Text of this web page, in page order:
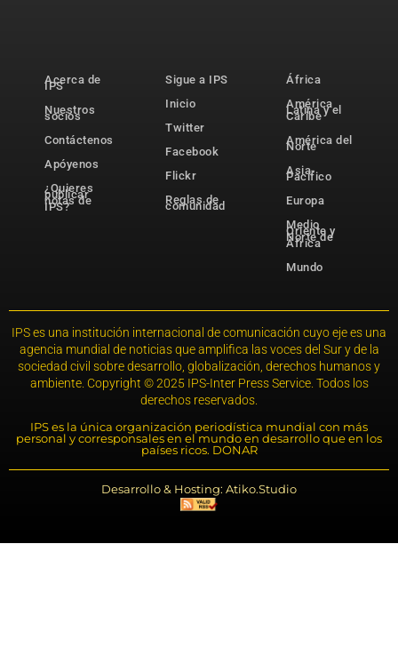
Acerca de
IPS
Nuestros
socios
Contáctenos
Apóyenos
¿Quieres
publicar
notas de
IPS?
Sigue a IPS
Inicio
Twitter
Facebook
Flickr
Reglas de
comunidad
África
América
Latina y el
Caribe
América del
Norte
Asia-
Pacífico
Europa
Medio
Oriente y
Norte de
África
Mundo
IPS es una institución internacional de comunicación cuyo eje es una
agencia mundial de noticias que amplifica las voces del Sur y de la
sociedad civil sobre desarrollo, globalización, derechos humanos y
ambiente. Copyright © 2025 IPS-Inter Press Service. Todos los
derechos reservados.
IPS es la única organización periodística mundial con más
personal y corresponsales en el mundo en desarrollo que en los
países ricos. DONAR
Desarrollo & Hosting: Atiko.Studio